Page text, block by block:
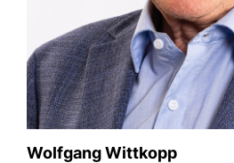
Wolfgang Wittkopp